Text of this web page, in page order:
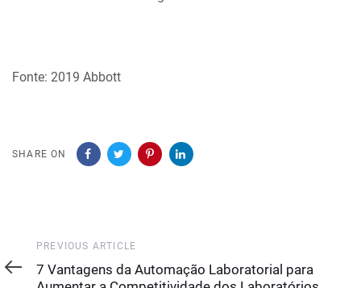
Fonte: 2019 Abbott
SHARE ON
Previous
Article
PREVIOUS ARTICLE
7 Vantagens da Automação Laboratorial para